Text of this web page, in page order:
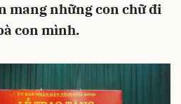
mang những con chữ đi
con mình.